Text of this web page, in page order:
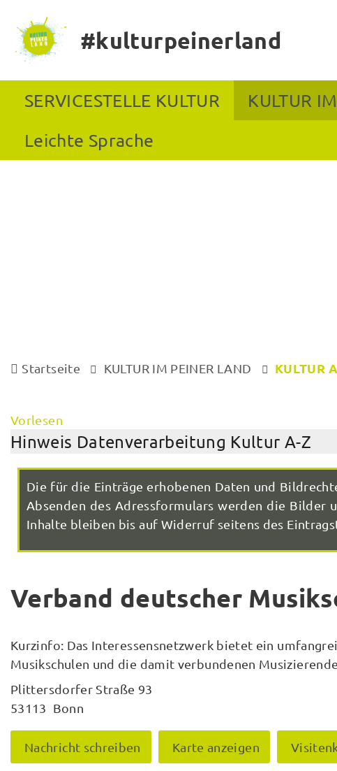
#kulturpeinerland
SERVICESTELLE KULTUR KULTUR
Leichte Sprache
Startseite KULTUR IM PEINER LAND KULTUR
Vorlesen
Hinweis Datenverarbeitung Kultur A-Z
Die für die Einträge erhobenen Daten und
Absenden des Adressformulars werden die Bilder
Inhalte bleiben bis auf Widerruf seitens des
Verband deutscher
Kurzinfo: Das Interessensnetzwerk bietet ein
Musikschulen und die damit verbundenen
Plittersdorfer Straße 93
53113 Bonn
Nachricht schreiben Karte anzeigen